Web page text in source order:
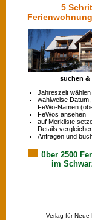
5
suchen &
Jahreszeit wählen
wahlweise
FeWo-Namen
FeWos ansehen
auf Merkliste
Details
Anfragen und
über 2500
im
Verlag für